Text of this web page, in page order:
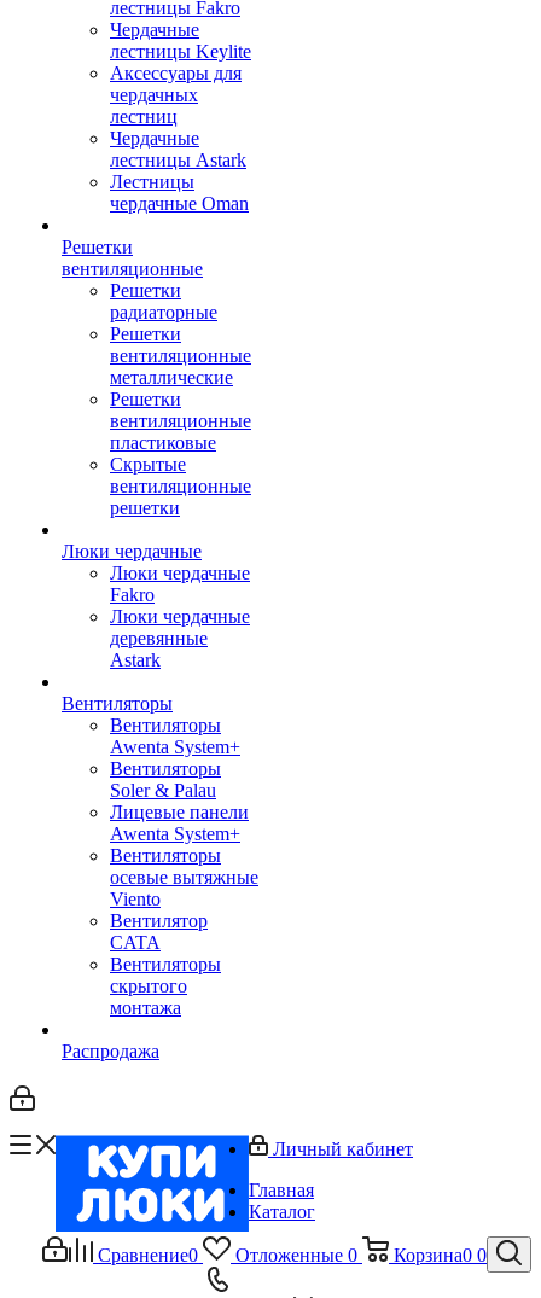
лестницы Fakro
Чердачные
лестницы Keylite
Аксессуары для
чердачных
лестниц
Чердачные
лестницы Astark
Лестницы
чердачные Oman
Решетки
вентиляционные
Решетки
радиаторные
Решетки
вентиляционные
металлические
Решетки
вентиляционные
пластиковые
Скрытые
вентиляционные
решетки
Люки чердачные
Люки чердачные
Fakro
Люки чердачные
деревянные
Astark
Вентиляторы
Вентиляторы
Awenta System+
Вентиляторы
Soler & Palau
Лицевые панели
Awenta System+
Вентиляторы
осевые вытяжные
Viento
Вентилятор
CATA
Вентиляторы
скрытого
монтажа
Распродажа
Сравнение0 Отложенные 0 Корзина0 0
Личный кабинет
Главная
Каталог